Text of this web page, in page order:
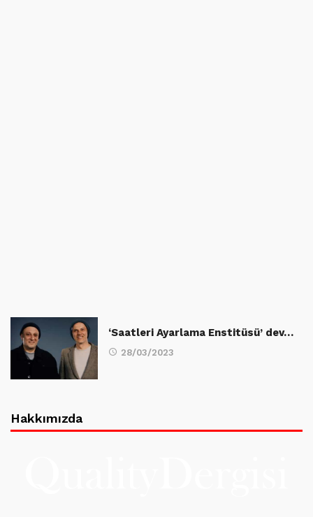
‘Saatleri Ayarlama Enstitüsü’ dev…
28/03/2023
Hakkımızda